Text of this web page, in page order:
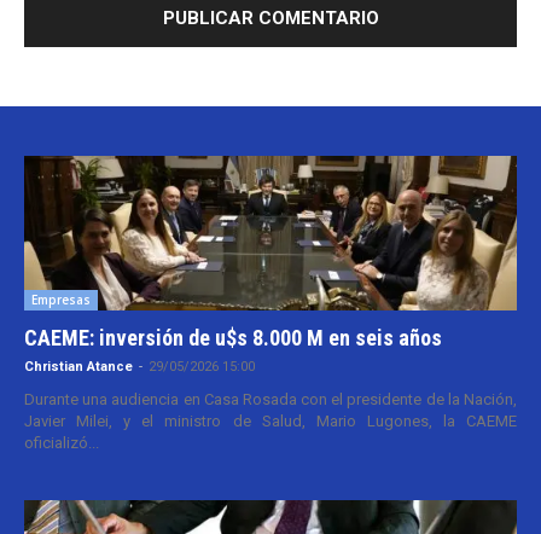
Empresas
CAEME: inversión de u$s 8.000 M en seis años
Christian Atance - 29/05/2026 15:00
Durante una audiencia en Casa Rosada con el presidente de la Nación,
Javier Milei, y el ministro de Salud, Mario Lugones, la CAEME
oficializó...